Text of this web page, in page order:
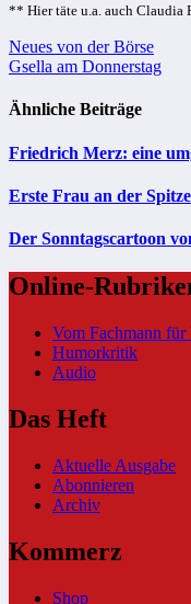
** Hier täte u.a. auch Claudia
Neues von der Börse
Gsella am Donnerstag
Ähnliche Beiträge
Friedrich Merz: eine
Erste Frau an der
Der Sonntagscartoon
Online-
Vom Fachmann für
Humorkritik
Audio
Das Heft
Aktuelle Ausgabe
Abonnieren
Archiv
Kommerz
Shop